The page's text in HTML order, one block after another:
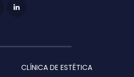
CLÍNICA DE ESTÉTICA